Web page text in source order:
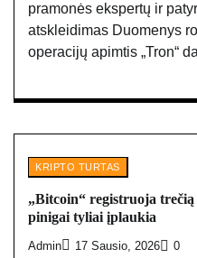
pramonės ekspertų ir
atskleidimas Duomenys
operacijų apimtis „Tron“
KRIPTO TURTAS
„Bitcoin“ registruoja
pinigai tyliai įplaukia
Admin 17 Sausio, 2026 0